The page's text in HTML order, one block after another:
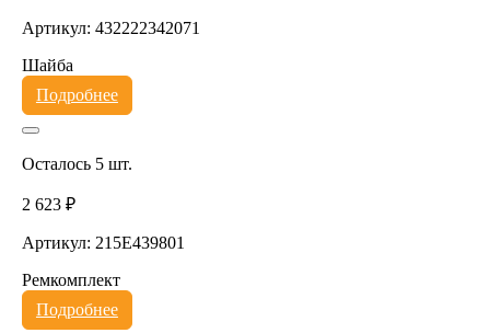
Артикул: 432222342071
Шайба
Подробнее
Осталось 5 шт.
2 623 ₽
Артикул: 215E439801
Ремкомплект
Подробнее